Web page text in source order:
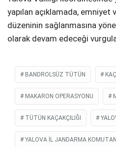
yapılan açıklamada, emniyet
düzeninin sağlanmasına
olarak devam edeceği
BANDROLSÜZ TÜTÜN
MAKARON OPERASYONU
TÜTÜN KAÇAKÇILIĞI
YALOVA İL JANDARMA